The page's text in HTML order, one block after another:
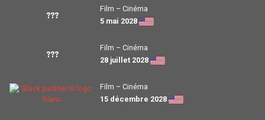
???
Film – Cinéma
5 mai 2028
???
Film – Cinéma
28 juillet 2028
Film – Cinéma
15 décembre 2028